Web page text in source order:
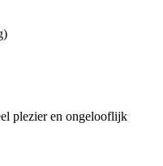
plezier en ongelooflijk